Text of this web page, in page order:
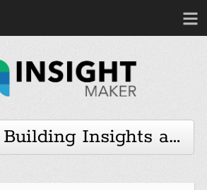
Insights and